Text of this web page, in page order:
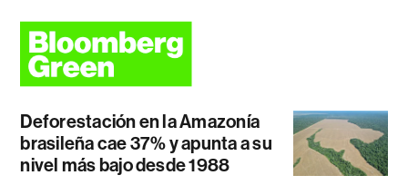
Deforestación en la Amazonía
brasileña cae 37% y apunta a su
nivel más bajo desde 1988